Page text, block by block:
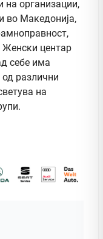
на организации,
во Македонија,
Женски центар
себе има
од различни
на